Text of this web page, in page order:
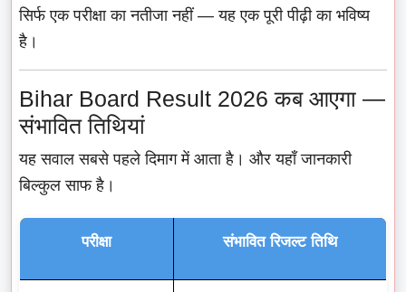
सिर्फ एक परीक्षा का नतीजा नहीं — यह एक पूरी पीढ़ी का भविष्य
है।
Bihar Board Result 2026 कब आएगा —
संभावित तिथियां
यह सवाल सबसे पहले दिमाग में आता है। और यहाँ जानकारी
बिल्कुल साफ है।
परीक्षा संभावित रिजल्ट तिथि